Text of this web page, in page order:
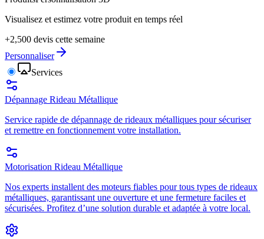
Visualisez et estimez votre produit en temps réel
+2,500 devis cette semaine
Personnaliser
Services
Dépannage Rideau Métallique
Service rapide de dépannage de rideaux métalliques pour sécuriser
et remettre en fonctionnement votre installation.
Motorisation Rideau Métallique
Nos experts installent des moteurs fiables pour tous types de rideaux
métalliques, garantissant une ouverture et une fermeture faciles et
sécurisées. Profitez d’une solution durable et adaptée à votre local.